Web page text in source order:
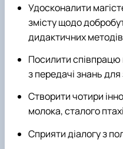
Удосконалити
змісту щодо
дидактичних
Посилити співпрацю
з передачі знань
Створити чотири
молока, сталого
Сприяти діалогу з